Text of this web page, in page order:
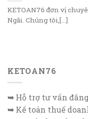
KETOAN76 đơn vị
Ngãi. Chúng tôi,[...]
KETOAN76
➥Hỗ trợ tư vấn
➥Kế toán thuế